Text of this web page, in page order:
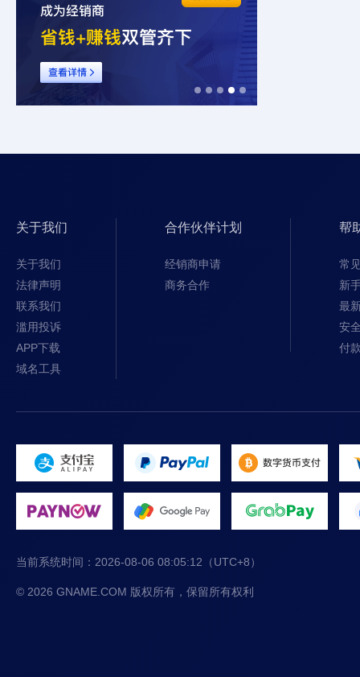
关于我们
关于我们
法律声明
联系我们
滥用投诉
APP下载
域名工具
合作伙伴计划
经销商申请
商务合作
帮
常
新
最
安
付
当前系统时间： 2026-08-06 08:05:12 （UTC+8）
© 2026 GNAME.COM 版权所有，保留所有权利